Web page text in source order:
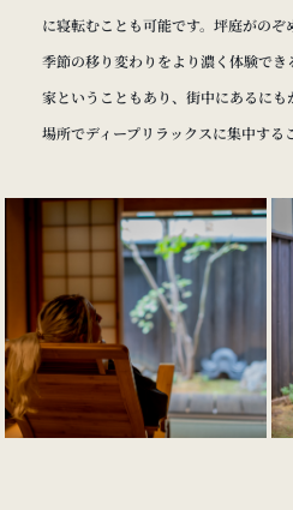
に寝転むことも可能です。坪庭がのぞ
季節の移り変わりをより濃く体験で
家ということもあり、街中にあるに
場所でディープリラックスに集中する